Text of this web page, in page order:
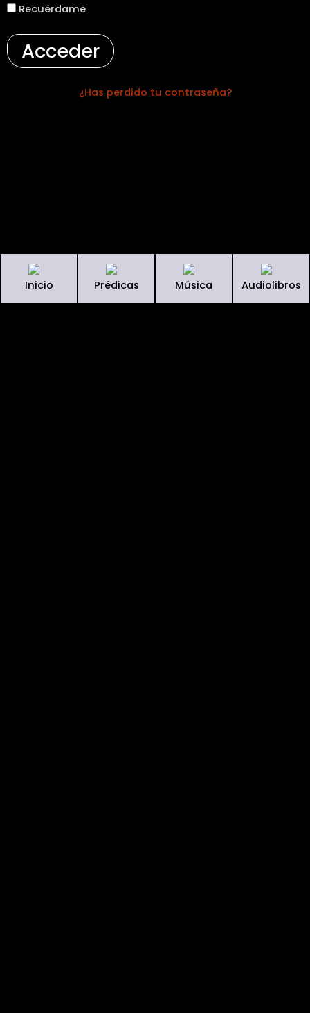
Recuérdame
¿Has perdido tu contraseña?
Inicio Prédicas Música Audiolibros